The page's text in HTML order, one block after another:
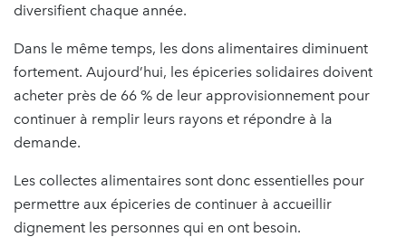
diversifient chaque année.
Dans le même temps, les dons alimentaires diminuent
fortement. Aujourd’hui, les épiceries solidaires doivent
acheter près de 66 % de leur approvisionnement pour
continuer à remplir leurs rayons et répondre à la
demande.
Les collectes alimentaires sont donc essentielles pour
permettre aux épiceries de continuer à accueillir
dignement les personnes qui en ont besoin.